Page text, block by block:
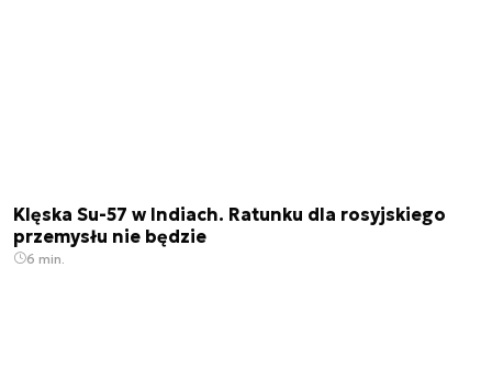
Klęska Su-57 w Indiach. Ratunku dla rosyjskiego
przemysłu nie będzie
6 min.